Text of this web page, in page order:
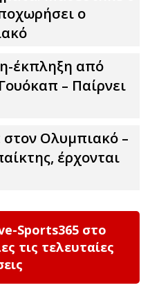
ο
έκπληξη από
– Παίρνει
Ολυμπιακό –
έρχονται
Sports365 στο
τις τελευταίες